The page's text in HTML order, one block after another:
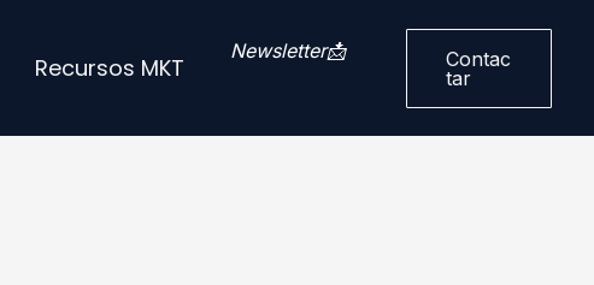
Recursos MKT
Newsletter📩
Contac
Tar